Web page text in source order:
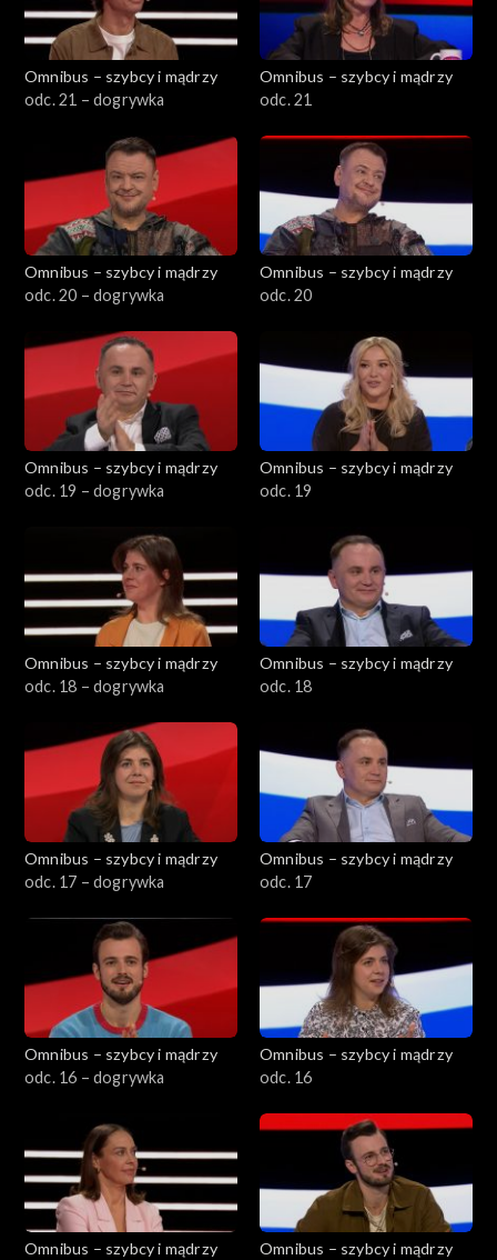
Omnibus – szybcy i mądrzy
odc. 21 – dogrywka
Omnibus – szybcy i mądrzy
odc. 21
Omnibus – szybcy i mądrzy
odc. 20 – dogrywka
Omnibus – szybcy i mądrzy
odc. 20
Omnibus – szybcy i mądrzy
odc. 19 – dogrywka
Omnibus – szybcy i mądrzy
odc. 19
Omnibus – szybcy i mądrzy
odc. 18 – dogrywka
Omnibus – szybcy i mądrzy
odc. 18
Omnibus – szybcy i mądrzy
odc. 17 – dogrywka
Omnibus – szybcy i mądrzy
odc. 17
Omnibus – szybcy i mądrzy
odc. 16 – dogrywka
Omnibus – szybcy i mądrzy
odc. 16
Omnibus – szybcy i mądrzy
Omnibus – szybcy i mądrzy